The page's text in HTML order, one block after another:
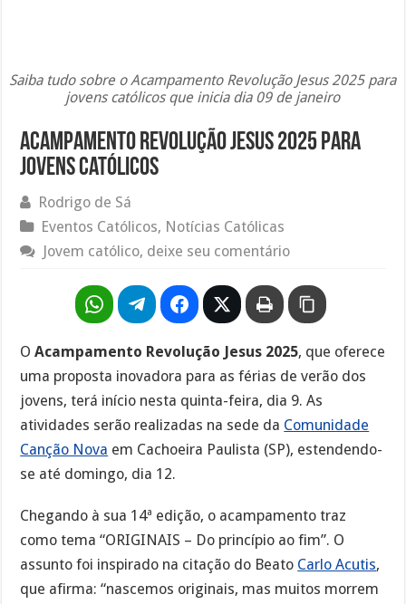
Saiba tudo sobre o Acampamento Revolução Jesus 2025 para
jovens católicos que inicia dia 09 de janeiro
Acampamento Revolução Jesus 2025 para
jovens católicos
Rodrigo de Sá
Eventos Católicos, Notícias Católicas
Jovem católico, deixe seu comentário
OAcampamento Revolução Jesus 2025, que oferece
uma proposta inovadora para as férias de verão dos
jovens, terá início nesta quinta-feira, dia 9. As
atividades serão realizadas na sede da Comunidade
Canção Nova em Cachoeira Paulista (SP), estendendo-
se até domingo, dia 12.
Chegando à sua 14ª edição, o acampamento traz
como tema “ORIGINAIS – Do princípio ao fim”. O
assunto foi inspirado na citação do Beato Carlo Acutis,
que afirma: “nascemos originais, mas muitos morrem